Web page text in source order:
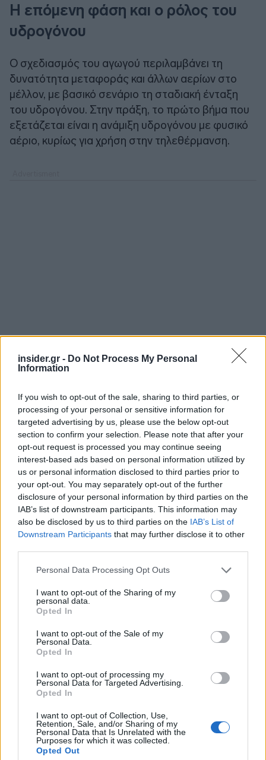
insider.gr - Do Not Process My Personal
Information
If you wish to opt-out of the sale, sharing to third parties, or
processing of your personal or sensitive information for
targeted advertising by us, please use the below opt-out
section to confirm your selection. Please note that after your
opt-out request is processed you may continue seeing
interest-based ads based on personal information utilized by
us or personal information disclosed to third parties prior to
your opt-out. You may separately opt-out of the further
disclosure of your personal information by third parties on the
IAB’s list of downstream participants. This information may
also be disclosed by us to third parties on the IAB’s List of
Downstream Participants that may further disclose it to other
Please note that this website/app uses one or more Google
not limited to your visit or usage behaviour. You may click to
grant or deny consent to Google and its third-party tags to
use your data for below specified purposes in below Google
consent section.
Personal Data Processing Opt Outs
I want to opt-out of the Sharing of my
personal data.
Opted In
I want to opt-out of the Sale of my
Personal Data.
Opted In
I want to opt-out of processing my
Personal Data for Targeted Advertising.
Opted In
I want to opt-out of Collection, Use,
Retention, Sale, and/or Sharing of my
Personal Data that Is Unrelated with the
Purposes for which it was collected.
Opted Out
Η επόμενη φάση και ο ρόλος του
υδρογόνου
Ο σχεδιασμός του αγωγού περιλαμβάνει τη
δυνατότητα μεταφοράς και άλλων αερίων στο
μέλλον, με βασικό σενάριο τη σταδιακή ένταξη
του υδρογόνου. Στην πράξη, το πρώτο βήμα που
εξετάζεται είναι η ανάμιξη υδρογόνου με φυσικό
αέριο, κυρίως για χρήση στην τηλεθέρμανση.
Η μετάβαση αυτή, ωστόσο, δεν είναι άμεση. Η
αγορά υδρογόνου παραμένει σε αρχικό στάδιο, με
παραγωγής. Για να αποκτήσει ουσιαστικό ρόλο,
θα πρέπει να υπάρξουν επενδύσεις σε
παραγωγή, κυρίως από ανανεώσιμες πηγές, αλλά
και σταθερή κατανάλωση που θα στηρίξει το νέο
καύσιμο.
Η Δυτική Μακεδονία έχει τη δυνατότητα να
μεταφοράς υδρογόνου, κάτι που θα μπορούσε να
της δώσει ρόλο ενεργειακού κόμβου στη
Νοτιοανατολική Ευρώπη. Αυτό όμως εξαρτάται